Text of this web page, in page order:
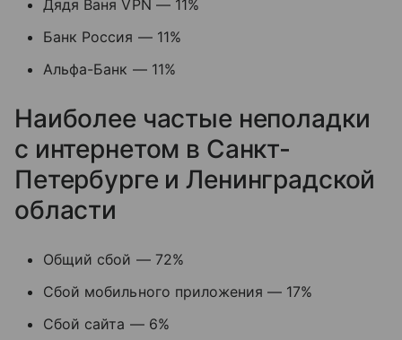
Дядя Ваня VPN — 11%
Банк Россия — 11%
Альфа-Банк — 11%
Наиболее частые неполадки
с интернетом в Санкт-
Петербурге и Ленинградской
области
Общий сбой — 72%
Сбой мобильного приложения — 17%
Сбой сайта — 6%